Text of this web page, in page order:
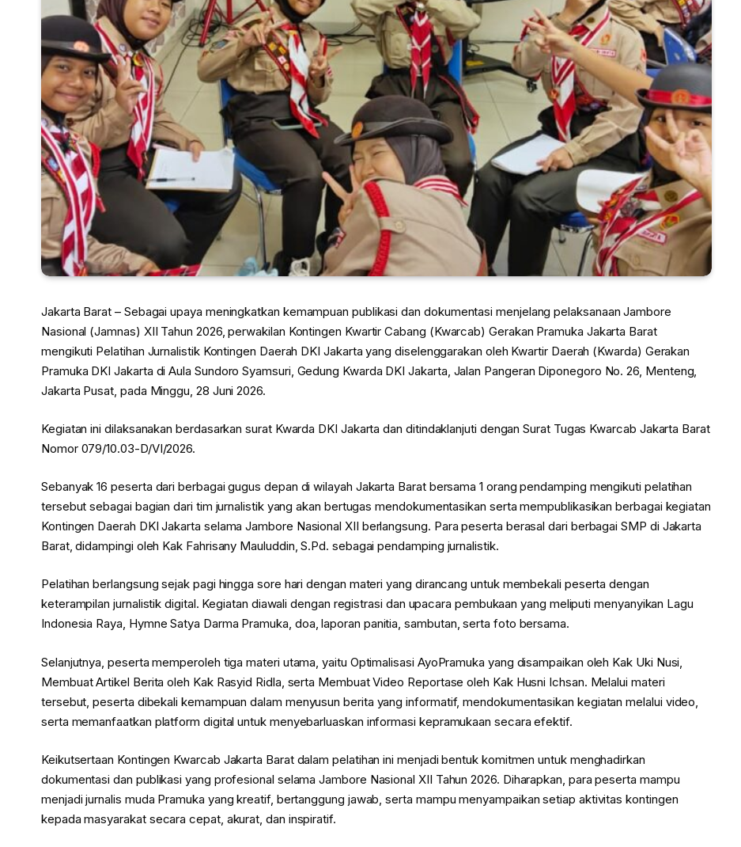
Jakarta Barat – Sebagai upaya meningkatkan kemampuan publikasi dan dokumentasi menjelang pelaksanaan Jambore
Nasional (Jamnas) XII Tahun 2026, perwakilan Kontingen Kwartir Cabang (Kwarcab) Gerakan Pramuka Jakarta Barat
mengikuti Pelatihan Jurnalistik Kontingen Daerah DKI Jakarta yang diselenggarakan oleh Kwartir Daerah (Kwarda) Gerakan
Pramuka DKI Jakarta di Aula Sundoro Syamsuri, Gedung Kwarda DKI Jakarta, Jalan Pangeran Diponegoro No. 26, Menteng,
Jakarta Pusat, pada Minggu, 28 Juni 2026.
Kegiatan ini dilaksanakan berdasarkan surat Kwarda DKI Jakarta dan ditindaklanjuti dengan Surat Tugas Kwarcab Jakarta Barat
Nomor 079/10.03-D/VI/2026.
Sebanyak 16 peserta dari berbagai gugus depan di wilayah Jakarta Barat bersama 1 orang pendamping mengikuti pelatihan
tersebut sebagai bagian dari tim jurnalistik yang akan bertugas mendokumentasikan serta mempublikasikan berbagai kegiatan
Kontingen Daerah DKI Jakarta selama Jambore Nasional XII berlangsung. Para peserta berasal dari berbagai SMP di Jakarta
Barat, didampingi oleh Kak Fahrisany Mauluddin, S.Pd. sebagai pendamping jurnalistik.
Pelatihan berlangsung sejak pagi hingga sore hari dengan materi yang dirancang untuk membekali peserta dengan
keterampilan jurnalistik digital. Kegiatan diawali dengan registrasi dan upacara pembukaan yang meliputi menyanyikan Lagu
Indonesia Raya, Hymne Satya Darma Pramuka, doa, laporan panitia, sambutan, serta foto bersama.
Selanjutnya, peserta memperoleh tiga materi utama, yaitu Optimalisasi AyoPramuka yang disampaikan oleh Kak Uki Nusi,
Membuat Artikel Berita oleh Kak Rasyid Ridla, serta Membuat Video Reportase oleh Kak Husni Ichsan. Melalui materi
tersebut, peserta dibekali kemampuan dalam menyusun berita yang informatif, mendokumentasikan kegiatan melalui video,
serta memanfaatkan platform digital untuk menyebarluaskan informasi kepramukaan secara efektif.
Keikutsertaan Kontingen Kwarcab Jakarta Barat dalam pelatihan ini menjadi bentuk komitmen untuk menghadirkan
dokumentasi dan publikasi yang profesional selama Jambore Nasional XII Tahun 2026. Diharapkan, para peserta mampu
menjadi jurnalis muda Pramuka yang kreatif, bertanggung jawab, serta mampu menyampaikan setiap aktivitas kontingen
kepada masyarakat secara cepat, akurat, dan inspiratif.